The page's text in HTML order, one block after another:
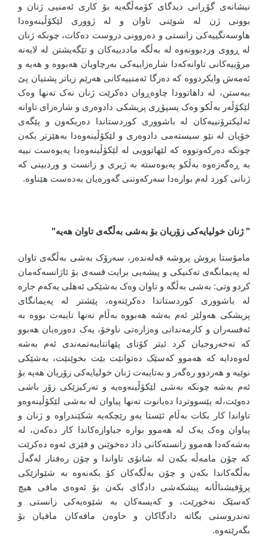
نیشانەی گۆڕانی دیدگای کۆمەڵگەیە بۆ کاری ئەمنیی ژنان و
بوونی ژن لە شوێنی تاوان و لە ژووری لێکۆڵینەوەدا
هاوسەنگییەکی زانستی و دەروونی دروست دەکات، چونکە ژنان
لە ڕووی وردبوونەوە لە بەڵگە ماددییەکان و تێگەیشتن لە لایەنە
مرۆییەکانی تاوانەکەدا شارەزاییەکی بەرچاویان هەبووە و هەیە و
ئەمەش وایکردووە کە دەزگا ئەمنییەکانی هەرێم زیاتر پشتیان پێ
ببەستن، لە داهاتوودا چاوەڕوان دەکرێت ژنان نەک تەنها وەک
لێکۆڵەر بەڵکو وەک پسپۆڕی پزیشکی دادوەری و شارەزای تاوانە
ئەلیکترۆنییەکان لە باشووری کوردستاندا دەربکەون و پێگەی
خۆیان لە نێو سیستەمی دادوەری و لێکۆڵینەوەدا بەهێزتر بکەن
چونکە دەرکەوتووە کە لێهاتوویی لە لێکۆڵینەوەدا پەیوەست نییە
بە ڕەگەزەوە بەڵکو پەیوەستە بە ژیری و زانست و وردبینی کە
ژنانی کورد لەم بوارەدا سەرکەوتنی گەورەیان بەدەست هێناوە.
" ژنان خولیایەکی زۆریان بۆ بەشی بەڵگەی تاوان هەیە"
مامۆستا پروش پروشە قەلەندەر، سەرۆک بەشی بەڵگەی تاوان
لە پەیمانگەی تەکنیکی و پیشەیی برایت قسەی بۆ ئاژانسەکەمان
کردو وتی: بەشی بەڵگە و تاوان وەک بەشێکی ئەهلی یەکەم جارە
لە باشووری کوردستاندا دەکرێتەوە، پێشتر لە پەیمانگای
پزیشکی هەولێر ئەم بەشە هەبووە بەڵام تەنها تایبەت بووە بە
ئەفسەران و کارمەندانی وەزارەتی ناوخۆ، یەک دەورەیان هەبوو
کە تەخەروجیان کرد ئیتر کۆتای پێهاتتایبەتمەندی ئەم بەشە
لەوەدایە کە هەموو کەسێک دەتوانێت بێت بخوێنێت، بەشێکی
نوێیە و هەردوو رەگەز و بەتایبەت ژنان خولیایەکی زۆریان هەیە بۆ
ئەم بەشە چونکە بەشی لێکۆڵینەوەیە و تەرکیزێکی زۆر باشی
دەوێت،لە پێسووتردا دەیانوت تەنها پیاوان لە بەشی لێکۆڵینەوەو
تاواندا کار بکات بەڵام ئێستا یەو رێچکەیە شکێندراوە و ژنان و
پیاوان وەک یەک لە هەموو بوارە جیاوازەکاندا کار دەکەن، لە
بەشەکەدا هەموو زانستەکانی داد دەخوێنن و فێری ئەوە دەکرێت
کە چۆن مامەڵە بکەن لە شانۆی تاواندا و چۆن رەفتار لەگەڵ
بەڵگەکاندا بکەن و چۆن بەڵگەکان کۆ بکەنەوە بە شێوازێکی
پرۆفیشناڵانە پیشکەشی دادگای بکەن بۆ ئەوەی مافی هیچ
کەسێک نەخورێت، و کەیسەکان بە شێوەیەکی زانستی و
تەندروستی بگاتە دادگاکان و خاوەن مافەکان مافیان بۆ
بگەرێتەوە.